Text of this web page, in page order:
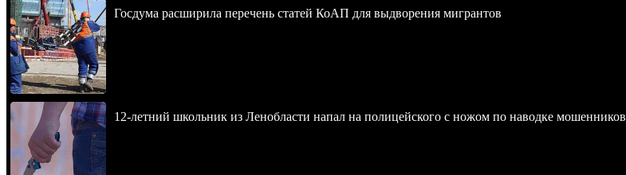
Госдума расширила перечень статей КоАП для выдворения мигрантов
12-летний школьник из Ленобласти напал на полицейского с ножом по наводке мошенников